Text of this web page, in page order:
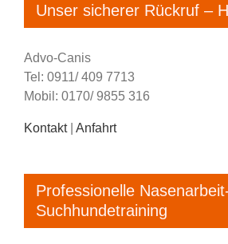
Unser sicherer Rückruf –
Advo-Canis
Tel: 0911/ 409 7713
Mobil: 0170/ 9855 316
Kontakt| Anfahrt
Professionelle
Suchhundetraining